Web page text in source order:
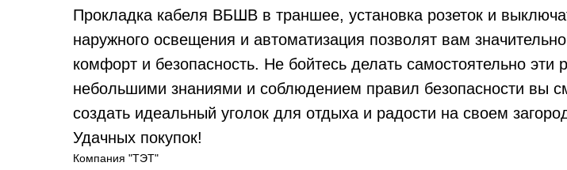
Прокладка кабеля ВБШВ в траншее, установка розеток и
наружного освещения и автоматизация позволят вам
комфорт и безопасность. Не бойтесь делать самостоятельно эти
небольшими знаниями и соблюдением правил безопасности вы
создать идеальный уголок для отдыха и радости на своем
Удачных покупок!
Компания "ТЭТ"